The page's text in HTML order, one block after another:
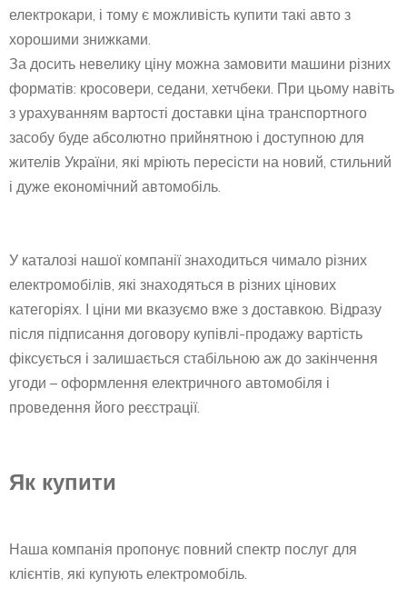
електрокари, і тому є можливість купити такі авто з
хорошими знижками.
За досить невелику ціну можна замовити машини різних
форматів: кросовери, седани, хетчбеки. При цьому навіть
з урахуванням вартості доставки ціна транспортного
засобу буде абсолютно прийнятною і доступною для
жителів України, які мріють пересісти на новий, стильний
і дуже економічний автомобіль.
У каталозі нашої компанії знаходиться чимало різних
електромобілів, які знаходяться в різних цінових
категоріях. І ціни ми вказуємо вже з доставкою. Відразу
після підписання договору купівлі-продажу вартість
фіксується і залишається стабільною аж до закінчення
угоди – оформлення електричного автомобіля і
проведення його реєстрації.
Як купити
Наша компанія пропонує повний спектр послуг для
клієнтів, які купують електромобіль.